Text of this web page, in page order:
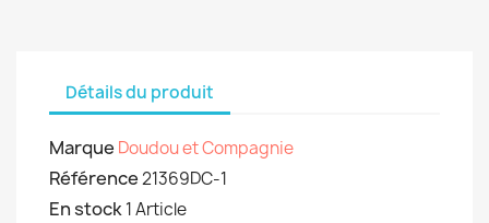
Détails du produit
Marque Doudou et Compagnie
Référence21369DC-1
En stock1 Article